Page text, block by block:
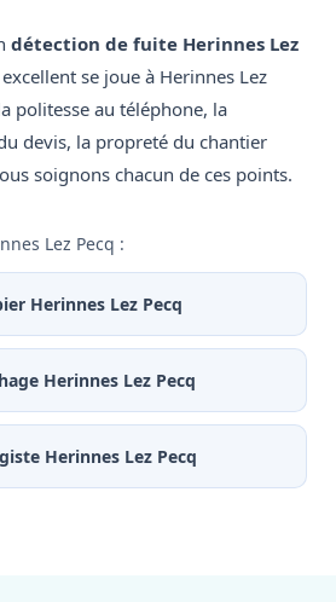
détection de fuite Herinnes Lez
se joue à Herinnes Lez
politesse au téléphone, la
devis, la propreté du chantier
soignons chacun de ces points.
Lez Pecq :
Herinnes Lez Pecq
Herinnes Lez Pecq
Herinnes Lez Pecq